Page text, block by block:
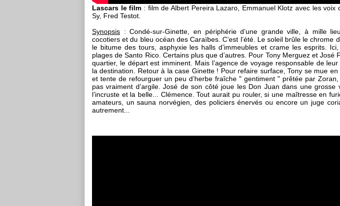
Lascars le film : film de Albert Pereira Lazaro, Emmanuel Klotz avec les voix
Sy, Fred Testot.
Synopsis : Condé-sur-Ginette, en périphérie d’une grande ville, à mille
cocotiers et du bleu océan des Caraïbes. C’est l’été. Le soleil brûle le chrome
le bitume des tours, asphyxie les halls d’immeubles et crame les esprits.
plages de Santo Rico. Certains plus que d’autres. Pour Tony Merguez et José
quartier, le départ est imminent. Mais l’agence de voyage responsable de
la destination. Retour à la case Ginette ! Pour refaire surface, Tony se mue
et tente de refourguer un peu d’herbe fraîche " gentiment " prêtée par
pas vraiment d’argile. José de son côté joue les Don Juan dans une grosse
l’incruste et la belle... Clémence. Tout aurait pu rouler, si une maîtresse en
amateurs, un sauna norvégien, des policiers énervés ou encore un juge
autrement...